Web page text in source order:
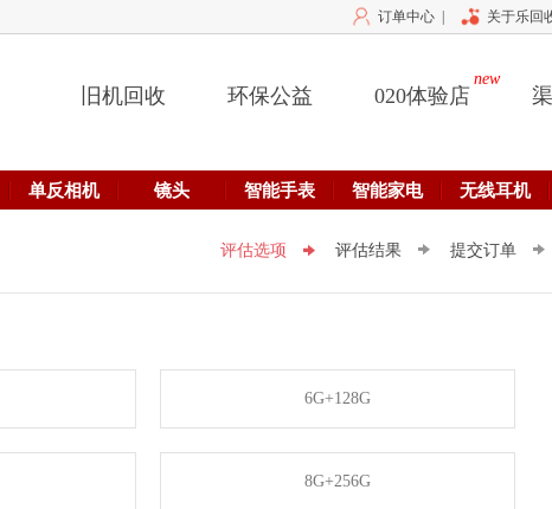
关于乐回
订单中心
旧机回收 环保公益 020体验店
new
单反相机 镜头 智能手表 智能家电 无线耳机
评估选项 评估结果 提交订单
6G+128G
8G+256G